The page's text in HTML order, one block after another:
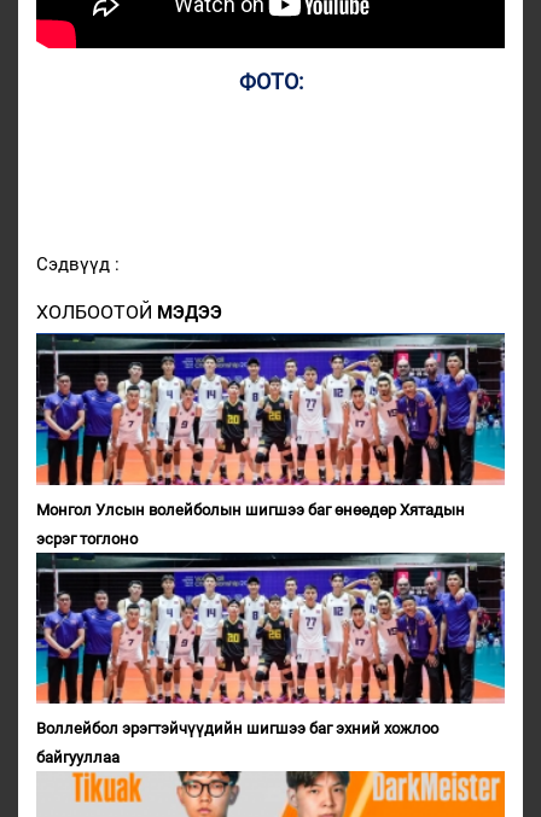
ФОТО:
Сэдвүүд :
ХОЛБООТОЙ МЭДЭЭ
Монгол Улсын волейболын шигшээ баг өнөөдөр Хятадын
эсрэг тоглоно
Воллейбол эрэгтэйчүүдийн шигшээ баг эхний хожлоо
байгууллаа